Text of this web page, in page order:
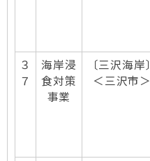
３
７
海岸浸
食対策
事業
〔三沢海岸〕
＜三沢市＞